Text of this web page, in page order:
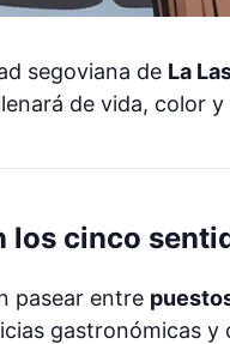
segoviana de La
de vida, color
los cinco
pasear entre
gastronómicas y